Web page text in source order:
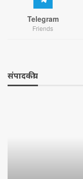
Telegram
Friends
संपादकीय